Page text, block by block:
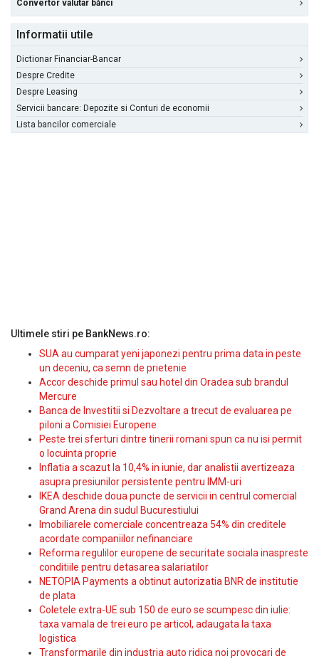
Convertor valutar bănci
Informatii utile
Dictionar Financiar-Bancar
Despre Credite
Despre Leasing
Servicii bancare: Depozite si Conturi de economii
Lista bancilor comerciale
Ultimele stiri pe BankNews.ro:
SUA au cumparat yeni japonezi pentru prima data in peste
un deceniu, ca semn de prietenie
Accor deschide primul sau hotel din Oradea sub brandul
Mercure
Banca de Investitii si Dezvoltare a trecut de evaluarea pe
piloni a Comisiei Europene
Peste trei sferturi dintre tinerii romani spun ca nu isi permit
o locuinta proprie
Inflatia a scazut la 10,4% in iunie, dar analistii avertizeaza
asupra presiunilor persistente pentru IMM-uri
IKEA deschide doua puncte de servicii in centrul comercial
Grand Arena din sudul Bucurestiului
Imobiliarele comerciale concentreaza 54% din creditele
acordate companiilor nefinanciare
Reforma regulilor europene de securitate sociala inaspreste
conditiile pentru detasarea salariatilor
NETOPIA Payments a obtinut autorizatia BNR de institutie
de plata
Coletele extra-UE sub 150 de euro se scumpesc din iulie:
taxa vamala de trei euro pe articol, adaugata la taxa
logistica
Transformarile din industria auto ridica noi provocari de